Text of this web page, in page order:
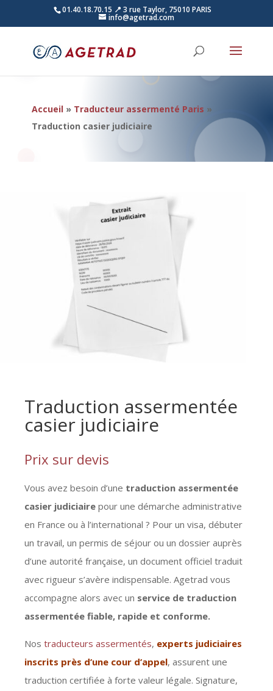
01.40.18.70.15 📍 3 rue Taylor, 75010 PARIS
info@agetrad.com
Accueil» Traducteur assermenté Paris »
Traduction casier judiciaire
Traduction assermentée
casier judiciaire
Prix sur devis
Vous avez besoin d’une traduction assermentée
casier judiciaire pour une démarche administrative
en France ou à l’international ? Pour un visa, débuter
un travail, un permis de séjour ou un dossier auprès
d’une autorité française, un document officiel traduit
avec rigueur s’avère indispensable. Agetrad vous
accompagne alors avec un service de traduction
assermentée fiable, rapide et conforme.
Nostraducteurs assermentés, experts judiciaires
inscrits près d’une cour d’appel, assurent une
traduction certifiée à forte valeur légale. Signature,